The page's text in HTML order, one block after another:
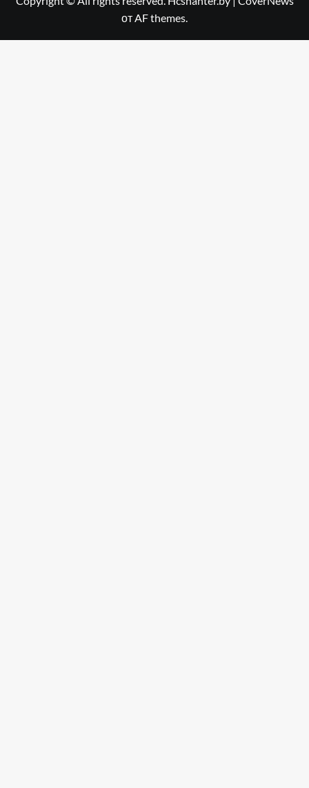
от AF themes.